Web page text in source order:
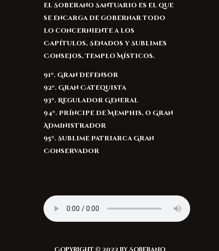
El Soberano Santuario es el que
se encarga de gobernar todo
lo concerniente a los
Capítulos, Senados y Sublimes
Consejos, Templo Místicos.
91º. Gran Defensor
92º. Gran Catequista
93º. Regulador General
94º. Príncipe de Memphis, o Gran
Administrador
95º. Sublime Patriarca Gran
Conservador